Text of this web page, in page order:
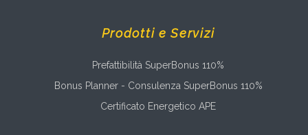
Prodotti e Servizi
Prefattibilità SuperBonus 110%
Bonus Planner - Consulenza SuperBonus 110%
Certificato Energetico APE